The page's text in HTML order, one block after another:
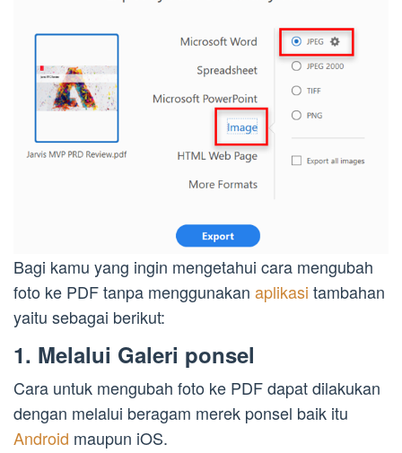
Bagi kamu yang ingin mengetahui cara mengubah
foto ke PDF tanpa menggunakan aplikasi tambahan
yaitu sebagai berikut:
1. Melalui Galeri ponsel
Cara untuk mengubah foto ke PDF dapat dilakukan
dengan melalui beragam merek ponsel baik itu
Android maupun iOS.